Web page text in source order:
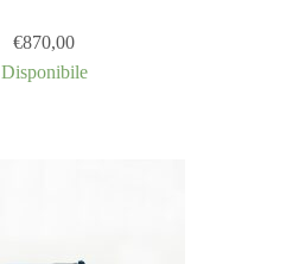
€870,00
Disponibile